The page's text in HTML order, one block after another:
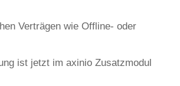
Verträgen wie Offline- oder
ist jetzt im axinio Zusatzmodul